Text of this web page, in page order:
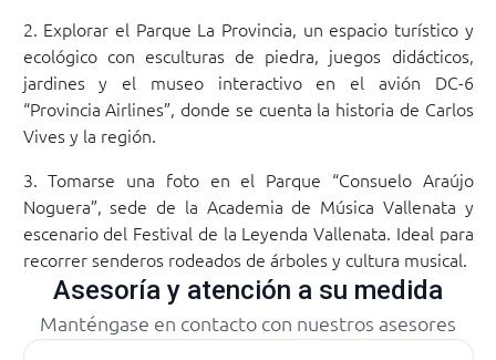
Explorar el Parque La Provincia, un espacio turístico y
ecológico con esculturas de piedra, juegos didácticos,
jardines y el museo interactivo en el avión DC-6
“Provincia Airlines”, donde se cuenta la historia de Carlos
Vives y la región.
Tomarse una foto en el Parque “Consuelo Araújo
Noguera”, sede de la Academia de Música Vallenata y
escenario del Festival de la Leyenda Vallenata. Ideal para
recorrer senderos rodeados de árboles y cultura musical.
Asesoría y atención a su medida
Manténgase en contacto con nuestros asesores